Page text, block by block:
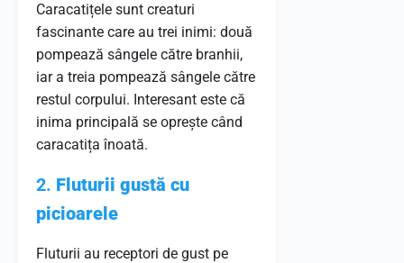
Caracatițele sunt creaturi
fascinante care au trei inimi: două
pompează sângele către branhii,
iar a treia pompează sângele către
restul corpului. Interesant este că
inima principală se oprește când
caracatița înoată.
2. Fluturii gustă cu
picioarele
Fluturii au receptori de gust pe